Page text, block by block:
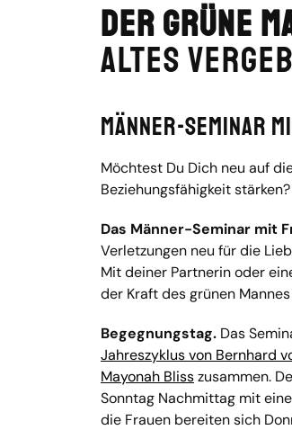
Der grüne
Altes
Männer-Seminar
Möchtest Du Dich neu auf
Beziehungsfähigkeit stärken?
Das Männer-Seminar mit
Verletzungen neu für die
Mit deiner Partnerin oder
der Kraft des grünen
Begegnungstag. Das
Jahreszyklus von Bernhard
Mayonah Blisszusammen.
Sonntag Nachmittag mit
die Frauen bereiten sich